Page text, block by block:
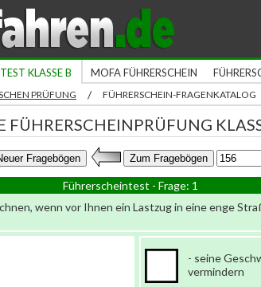
KLASSE B MOFA FÜHRERSCHEIN
PRÜFUNG / FÜHRERSCHEIN-FRAGENKATALOG
FÜHRERSCHEINPRÜFUNG
Führerscheintest - Frage: 1
wenn vor Ihnen ein Lastzug in eine enge
- seine
vermindern